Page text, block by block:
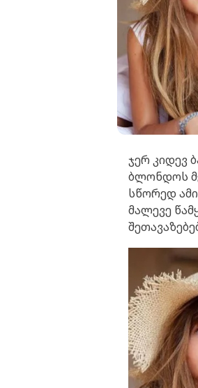
ჯერ კიდევ
ბლონდოს
სწორედ
მალევე